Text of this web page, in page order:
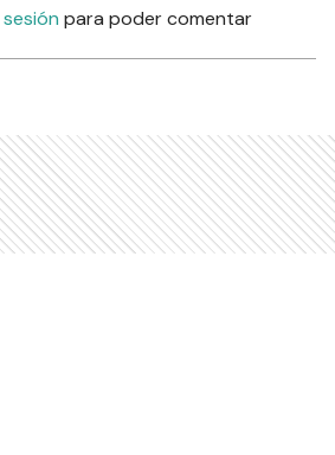
para poder comentar